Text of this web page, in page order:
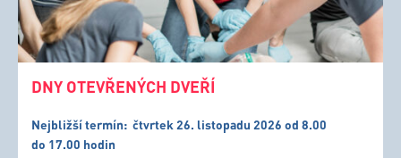
DNY OTEVŘENÝCH DVEŘÍ
Nejbližší termín: čtvrtek 26. listopadu 2026 od 8.00
do 17.00 hodin